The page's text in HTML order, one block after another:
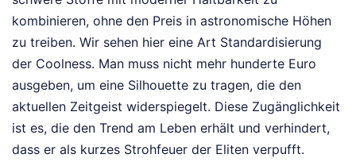
kombinieren, ohne den Preis in astronomische Höhen
zu treiben. Wir sehen hier eine Art Standardisierung
der Coolness. Man muss nicht mehr hunderte Euro
ausgeben, um eine Silhouette zu tragen, die den
aktuellen Zeitgeist widerspiegelt. Diese Zugänglichkeit
ist es, die den Trend am Leben erhält und verhindert,
dass er als kurzes Strohfeuer der Eliten verpufft.